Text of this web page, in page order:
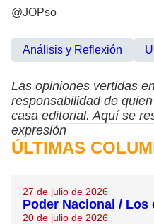
@JOPso
Análisis y Reflexión
Las opiniones vertidas
responsabilidad de
casa editorial. Aquí se
expresión
ÚLTIMAS
27 de julio de 2026
Poder Nacional /
20 de julio de 2026